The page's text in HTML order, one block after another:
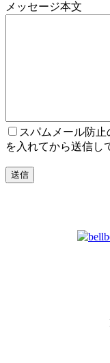
メッセージ本文
スパムメール防
を入れてから送信し